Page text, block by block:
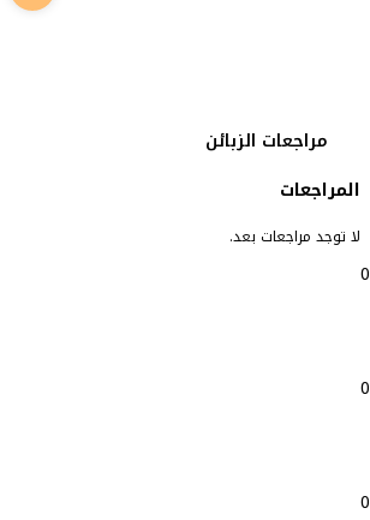
مراجعات الزبائن
0
0
0
المراجعات
لا توجد مراجعات بعد.